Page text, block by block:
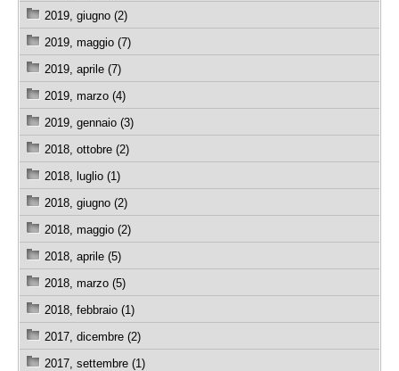
2019, giugno (2)
2019, maggio (7)
2019, aprile (7)
2019, marzo (4)
2019, gennaio (3)
2018, ottobre (2)
2018, luglio (1)
2018, giugno (2)
2018, maggio (2)
2018, aprile (5)
2018, marzo (5)
2018, febbraio (1)
2017, dicembre (2)
2017, settembre (1)